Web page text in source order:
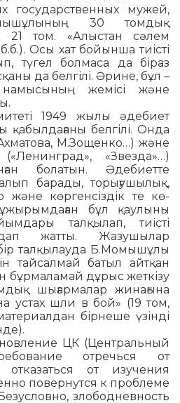
государственных мужей,
30 том­дық
21 том. «Алыстан сәлем
Осы хат бойынша тиісті
түгел болмаса да біраз
да бел­гілі. Әрине, бұл –
намы­сының жемісі және
1949 жылы әде­биет
белгілі. Онда
М.Зощенко…) және
«Звезда»…)
болатын. Әдебиетте
барады, торығушылық,
және көргенсіздік те кө­
бұл қау­лыны
тал­қылап, тиісті
жатты. Жазушылар
тал­қылау­да Б.Момышұлы
тайсалмай батыл айтқан
бұрмаламай дұрыс жеткізу
шығармалар жинағына
устах шли в бой» (19 том,
бір­неше үзінді
ЦК (Цент­ральный
отречься от
отказаться от изучения
по­вернутся к проблеме
злободневность